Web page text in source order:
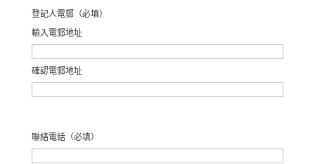
登記人電郵（必填）
輸入電郵地址
確認電郵地址
聯絡電話（必填）